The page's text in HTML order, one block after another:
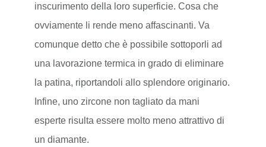
inscurimento della loro superficie. Cosa che
ovviamente li rende meno affascinanti. Va
comunque detto che è possibile sottoporli ad
una lavorazione termica in grado di eliminare
la patina, riportandoli allo splendore originario.
Infine, uno zircone non tagliato da mani
esperte risulta essere molto meno attrattivo di
un diamante.